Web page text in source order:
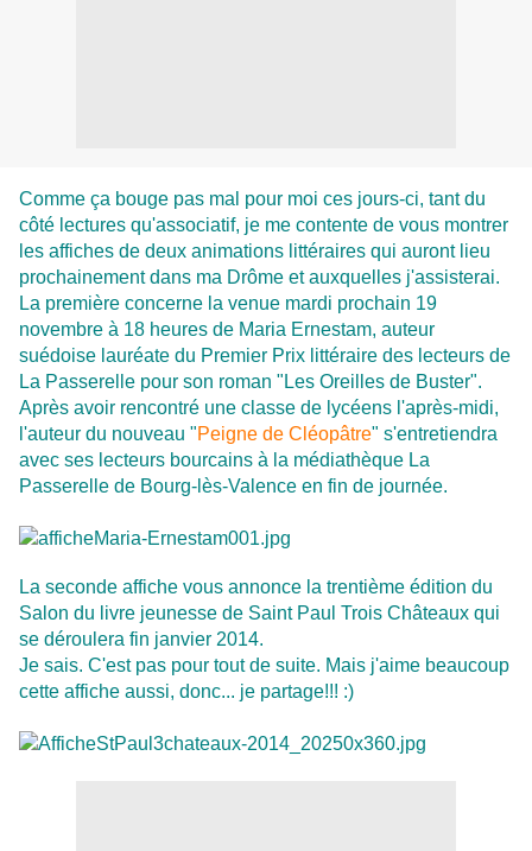
Comme ça bouge pas mal pour moi ces jours-ci, tant du
côté lectures qu'associatif, je me contente de vous montrer
les affiches de deux animations littéraires qui auront lieu
prochainement dans ma Drôme et auxquelles j'assisterai.
La première concerne la venue mardi prochain 19
novembre à 18 heures de Maria Ernestam, auteur
suédoise lauréate du Premier Prix littéraire des lecteurs de
La Passerelle pour son roman "Les Oreilles de Buster".
Après avoir rencontré une classe de lycéens l'après-midi,
l'auteur du nouveau "Peigne de Cléopâtre" s'entretiendra
avec ses lecteurs bourcains à la médiathèque La
Passerelle de Bourg-lès-Valence en fin de journée.
La seconde affiche vous annonce la trentième édition du
Salon du livre jeunesse de Saint Paul Trois Châteaux qui
se déroulera fin janvier 2014.
Je sais. C'est pas pour tout de suite. Mais j'aime beaucoup
cette affiche aussi, donc... je partage!!! :)